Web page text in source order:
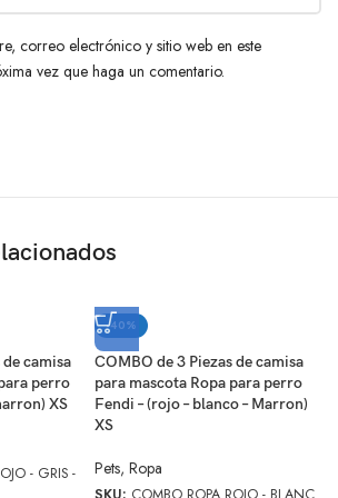
correo electrónico y sitio web en este
vez que haga un comentario.
camisa
perro
XS
- GRIS -
-40%
COMBO de 3 Piezas de camisa
para mascota Ropa para perro
Fendi – (rojo – blanco – Marron)
XS
Pets, Ropa